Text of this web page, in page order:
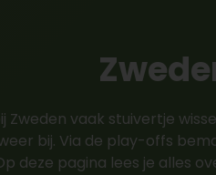
Zweden vaak stuivertje
bij. Via de play-offs
deze pagina lees je alles